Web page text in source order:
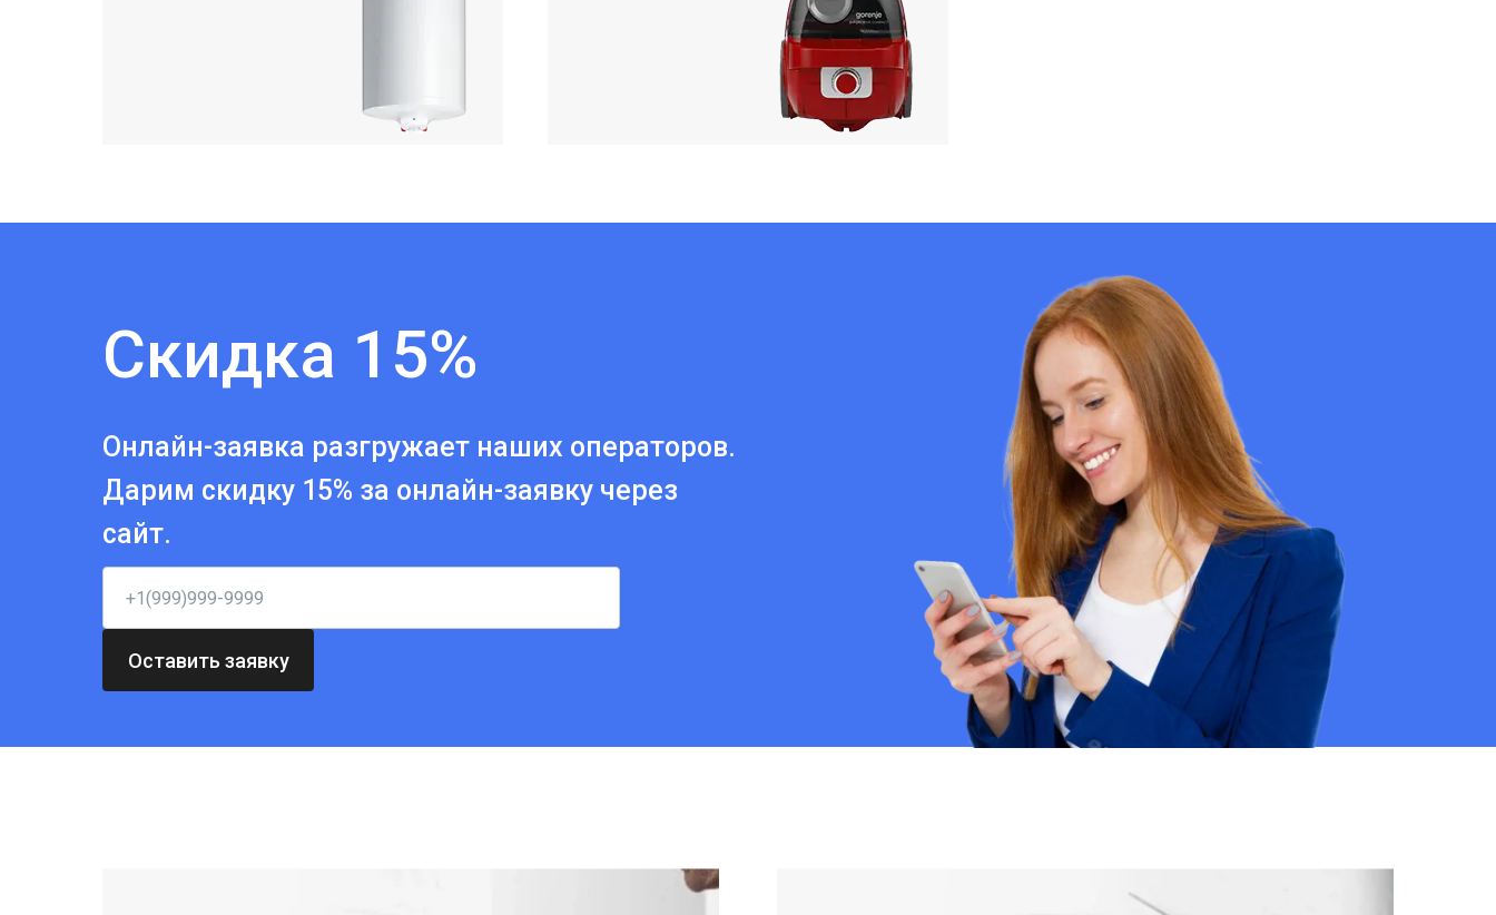
Оставить заявку
Скидка 15%
Онлайн-заявка разгружает наших операторов.
Дарим скидку 15% за онлайн-заявку через
сайт.